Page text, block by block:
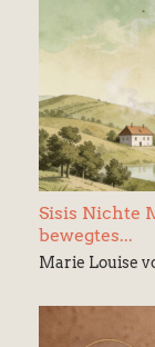
Sisis Nichte
bewegtes...
Marie Louise